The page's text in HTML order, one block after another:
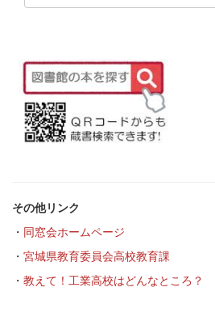
その他リンク
・ 同窓会ホームページ
・ 宮城県教育委員会高校教育課
・ 教えて！工業高校はどんなところ？